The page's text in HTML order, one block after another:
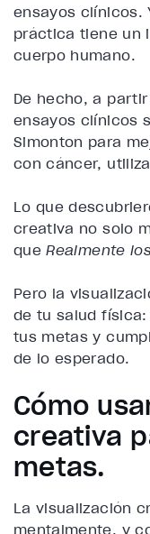
ensayos clínicos.
práctica tiene un
cuerpo humano.
De hecho, a
ensayos clínicos
Simonton para
con cáncer,
Lo que
creativa no solo
queRealmente
Pero la
de tu salud
tus metas y
de lo esperado.
Cómo
creativa
metas.
La visualización
mentalmente, y